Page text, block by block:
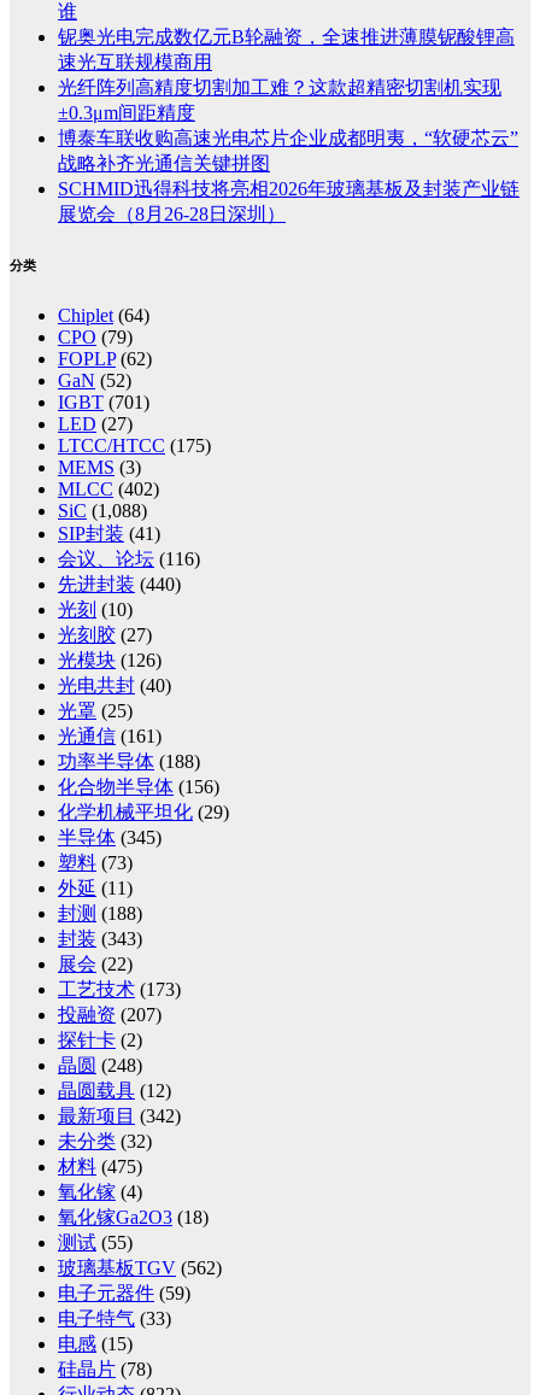
谁
铌奥光电完成数亿元B轮融资，全速推进薄膜铌酸锂高
速光互联规模商用
光纤阵列高精度切割加工难？这款超精密切割机实现
±0.3μm间距精度
博泰车联收购高速光电芯片企业成都明夷，“软硬芯云”
战略补齐光通信关键拼图
SCHMID迅得科技将亮相2026年玻璃基板及封装产业链
展览会（8月26-28日深圳）
分类
Chiplet (64)
CPO (79)
FOPLP(62)
GaN (52)
IGBT (701)
LED (27)
LTCC/HTCC (175)
MEMS (3)
MLCC (402)
SiC (1,088)
SIP封装 (41)
会议、论坛 (116)
先进封装 (440)
光刻 (10)
光刻胶 (27)
光模块 (126)
光电共封 (40)
光罩 (25)
光通信 (161)
功率半导体 (188)
化合物半导体 (156)
化学机械平坦化 (29)
半导体 (345)
塑料 (73)
外延 (11)
封测 (188)
封装 (343)
展会 (22)
工艺技术 (173)
投融资 (207)
探针卡 (2)
晶圆 (248)
晶圆载具 (12)
最新项目 (342)
未分类 (32)
材料 (475)
氧化镓 (4)
氧化镓Ga2O3 (18)
测试 (55)
玻璃基板TGV (562)
电子元器件 (59)
电子特气 (33)
电感 (15)
硅晶片 (78)